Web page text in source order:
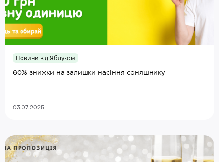
Новини від Яблуком
60% знижки на залишки насіння соняшнику
03.07.2025